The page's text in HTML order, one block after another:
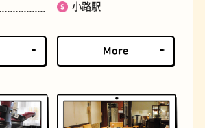
床
小路駅